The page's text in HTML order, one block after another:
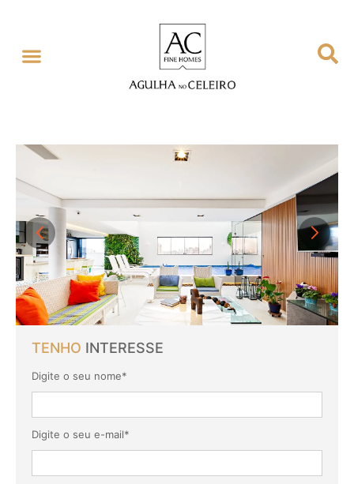
TENHO INTERESSE
Digite o seu nome*
Digite o seu e-mail*